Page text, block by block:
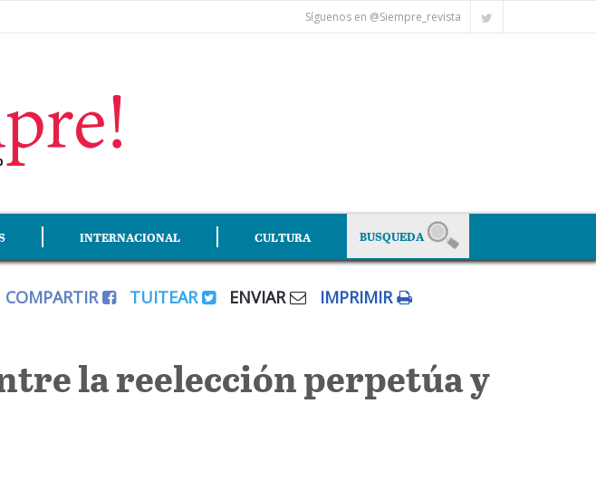
Síguenos en @Siempre_revista
INTERNACIONAL CULTURA
COMPARTIR TUITEAR ENVIAR IMPRIMIR
la reelección perpetúa y